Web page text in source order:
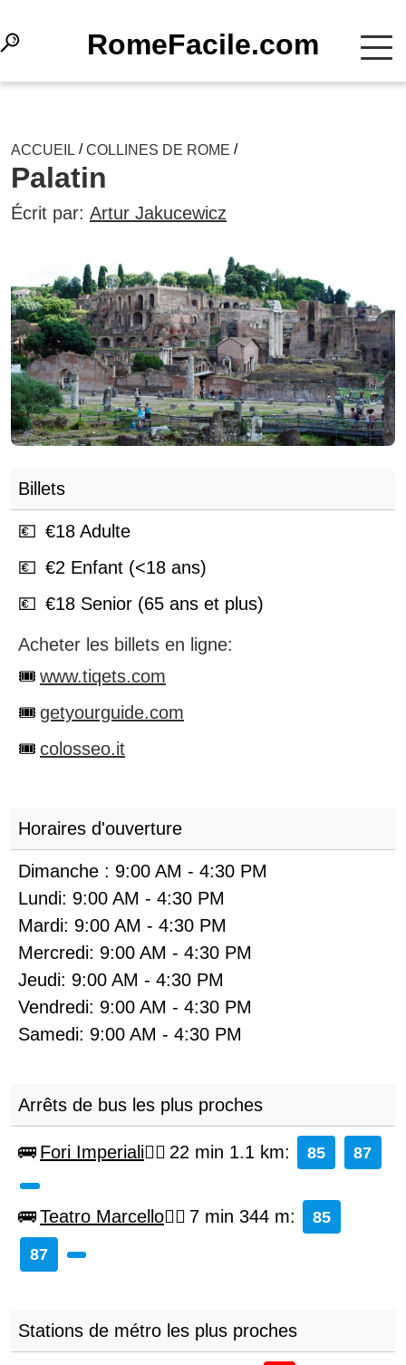
RomeFacile.com
ACCUEIL /COLLINES DE ROME /
Palatin
Écrit par: Artur Jakucewicz
Billets
€18 Adulte
€2 Enfant (<18 ans)
€18 Senior (65 ans et plus)
Acheter les billets en ligne:
www.tiqets.com
getyourguide.com
colosseo.it
Horaires d'ouverture
Dimanche : 9:00 AM - 4:30 PM
Lundi: 9:00 AM - 4:30 PM
Mardi: 9:00 AM - 4:30 PM
Mercredi: 9:00 AM - 4:30 PM
Jeudi: 9:00 AM - 4:30 PM
Vendredi: 9:00 AM - 4:30 PM
Samedi: 9:00 AM - 4:30 PM
Arrêts de bus les plus proches
Fori Imperiali 22 min 1.1 km: 85 87
Teatro Marcello 7 min 344 m: 85
87
Stations de métro les plus proches